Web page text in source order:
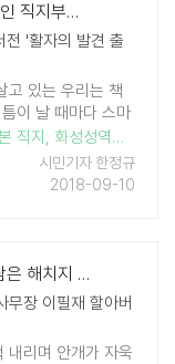
세계 최초 금속활자본인 직지부터 디지털 출판까지
전 '활자의 발견 출
고 있는 우리는 책
이 날 때마다 스마
의 모든 정보를 스
. 대부분의 사람들이
는 생활필수품이 된
직지 , 화성성역의궤
시민기자 한정규
2018-09-10
"도둑놈은 있어도 사람은 해치지 않았지"
무장 이필재 할아버
내리며 안개가 자욱